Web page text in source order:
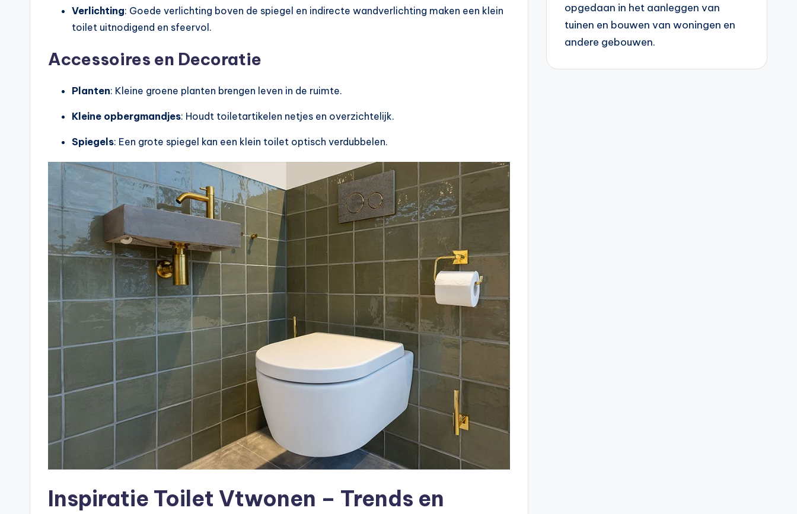
Verlichting: Goede verlichting boven de spiegel en indirecte wandverlichting maken een klein
toilet uitnodigend en sfeervol.
Accessoires en Decoratie
Planten: Kleine groene planten brengen leven in de ruimte.
Kleine opbergmandjes: Houdt toiletartikelen netjes en overzichtelijk.
Spiegels: Een grote spiegel kan een klein toilet optisch verdubbelen.
Inspiratie Toilet Vtwonen – Trends en
opgedaan in het aanleggen van
tuinen en bouwen van woningen en
andere gebouwen.